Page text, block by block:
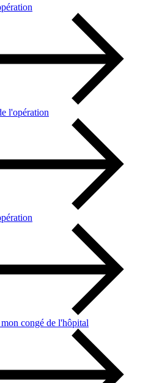
l'opération
congé de l'hôpital